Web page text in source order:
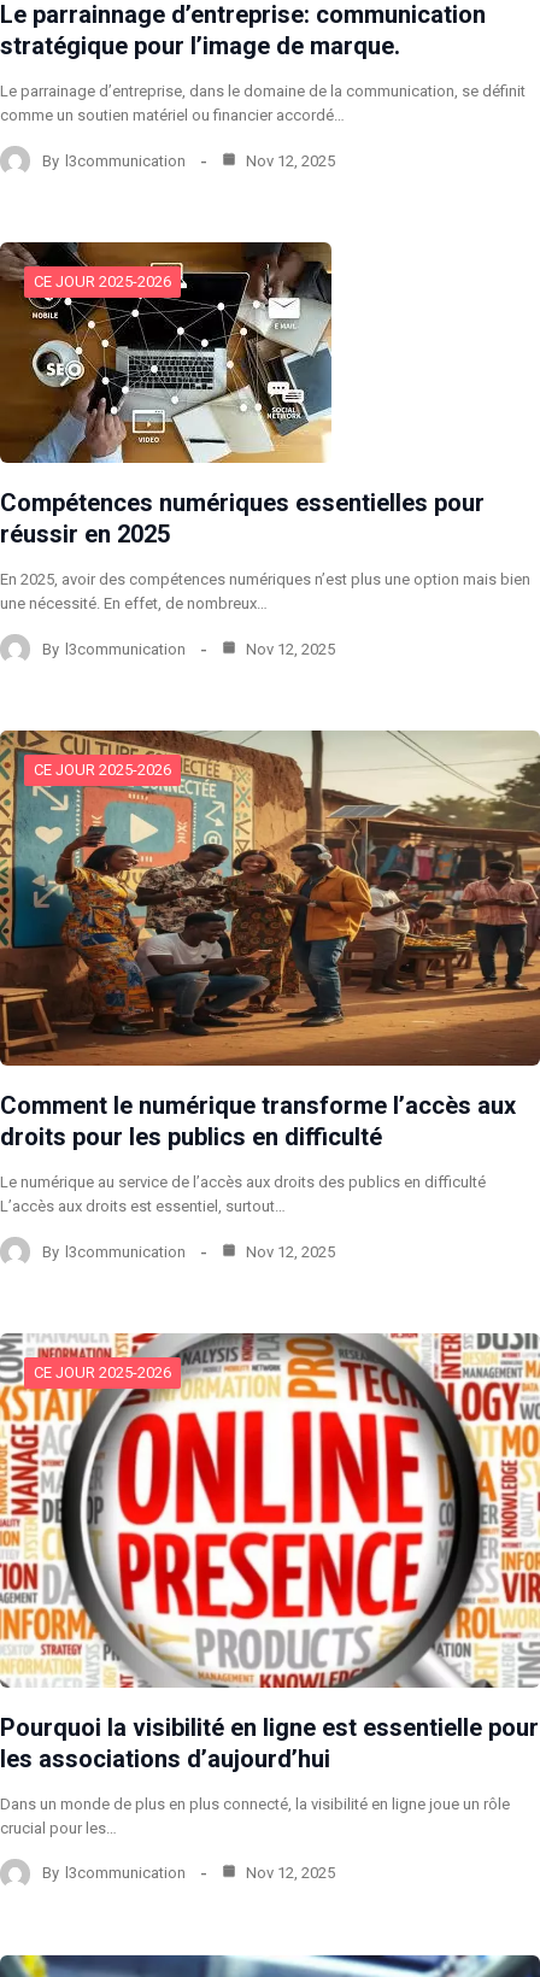
Le parrainnage d’entreprise: communication
stratégique pour l’image de marque.
Le parrainage d’entreprise, dans le domaine de la communication, se définit
comme un soutien matériel ou financier accordé…
By l3communication Nov 12, 2025
CE JOUR 2025-2026
Compétences numériques essentielles pour
réussir en 2025
En 2025, avoir des compétences numériques n’est plus une option mais bien
une nécessité. En effet, de nombreux…
By l3communication Nov 12, 2025
CE JOUR 2025-2026
Comment le numérique transforme l’accès aux
droits pour les publics en difficulté
Le numérique au service de l’accès aux droits des publics en difficulté
L’accès aux droits est essentiel, surtout…
By l3communication Nov 12, 2025
CE JOUR 2025-2026
Pourquoi la visibilité en ligne est essentielle pour
les associations d’aujourd’hui
Dans un monde de plus en plus connecté, la visibilité en ligne joue un rôle
crucial pour les…
By l3communication Nov 12, 2025